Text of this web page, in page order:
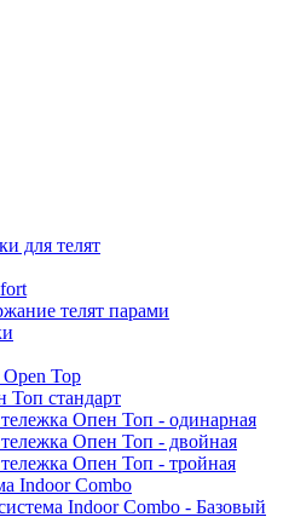
для телят
телят парами
Top
стандарт
Опен Топ - одинарная
Опен Топ - двойная
Опен Топ - тройная
Indoor Combo
Indoor Combo - Базовый